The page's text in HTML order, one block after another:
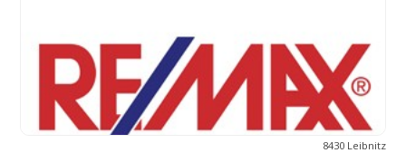
8430 Leibnitz